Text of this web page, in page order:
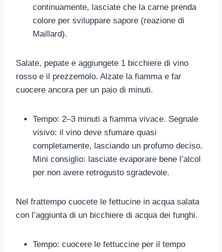
continuamente, lasciate che la carne prenda
colore per sviluppare sapore (reazione di
Maillard).
Salate, pepate e aggiungete 1 bicchiere di vino
rosso e il prezzemolo. Alzate la fiamma e far
cuocere ancora per un paio di minuti.
Tempo: 2–3 minuti a fiamma vivace. Segnale
visivo: il vino deve sfumare quasi
completamente, lasciando un profumo deciso.
Mini consiglio: lasciate evaporare bene l’alcol
per non avere retrogusto sgradevole.
Nel frattempo cuocete le fettucine in acqua salata
con l’aggiunta di un bicchiere di acqua dei funghi.
Tempo: cuocere le fettuccine per il tempo